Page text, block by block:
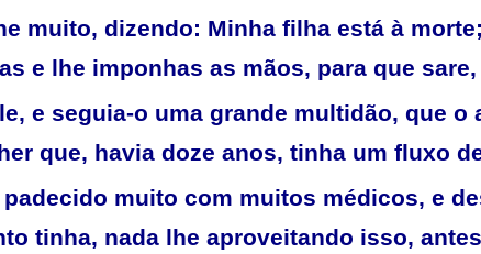
muito, dizendo: Minha filha está à
e lhe imponhas as mãos, para que
e seguia-o uma grande multidão, que o
que, havia doze anos, tinha um fluxo
padecido muito com muitos médicos, e
tinha, nada lhe aproveitando isso,